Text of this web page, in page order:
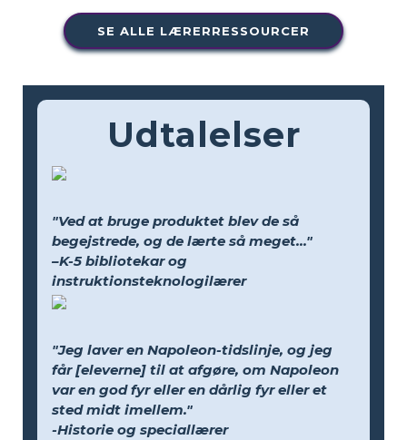
SE ALLE LÆRERRESSOURCER
Udtalelser
"Ved at bruge produktet blev de så
begejstrede, og de lærte så meget..."
–K-5 bibliotekar og
instruktionsteknologilærer
"Jeg laver en Napoleon-tidslinje, og jeg
får [eleverne] til at afgøre, om Napoleon
var en god fyr eller en dårlig fyr eller et
sted midt imellem."
-Historie og speciallærer